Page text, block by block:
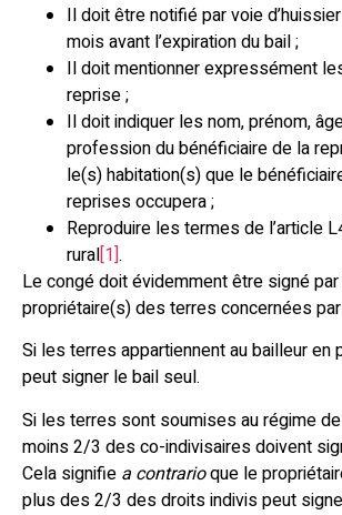
Il doit être notifié par voie
mois avant l’expiration du bail ;
Il doit mentionner expressément
reprise ;
Il doit indiquer les nom, prénom,
profession du bénéficiaire de la
le(s) habitation(s) que le
reprises occupera ;
Reproduire les termes de l’article
rural[1].
Le congé doit évidemment être signé
propriétaire(s) des terres concernées
Si les terres appartiennent au bailleur en
peut signer le bail seul.
Si les terres sont soumises au régime de
moins 2/3 des co-indivisaires doivent
Cela signifie a contrarioque le
plus des 2/3 des droits indivis peut